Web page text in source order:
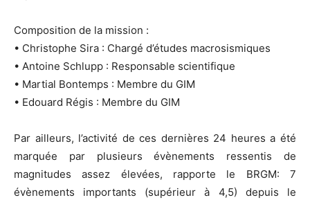
Composition de la mission :
• Christophe Sira : Chargé d’études macrosismiques
• Antoine Schlupp : Responsable scientifique
• Martial Bontemps : Membre du GIM
• Edouard Régis : Membre du GIM
Par ailleurs, l’activité de ces dernières 24 heures a été
marquée par plusieurs évènements ressentis de
magnitudes assez élevées, rapporte le BRGM: 7
évènements importants (supérieur à 4,5) depuis le